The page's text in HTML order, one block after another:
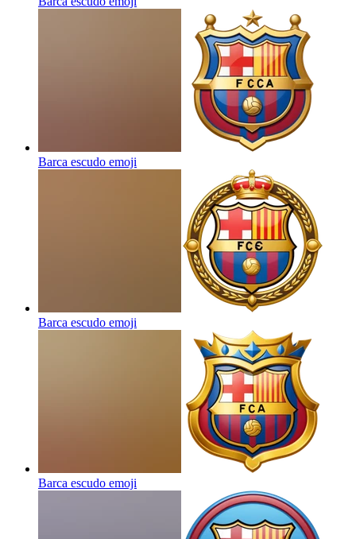
Barca escudo emoji
Barca escudo emoji
Barca escudo emoji